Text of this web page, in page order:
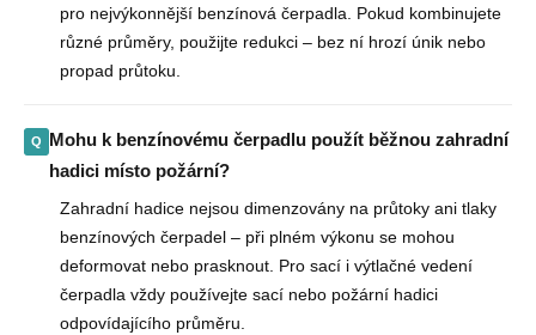
pro nejvýkonnější benzínová čerpadla. Pokud kombinujete
různé průměry, použijte redukci – bez ní hrozí únik nebo
propad průtoku.
Mohu k benzínovému čerpadlu použít běžnou zahradní
hadici místo požární?
Zahradní hadice nejsou dimenzovány na průtoky ani tlaky
benzínových čerpadel – při plném výkonu se mohou
deformovat nebo prasknout. Pro sací i výtlačné vedení
čerpadla vždy používejte sací nebo požární hadici
odpovídajícího průměru.